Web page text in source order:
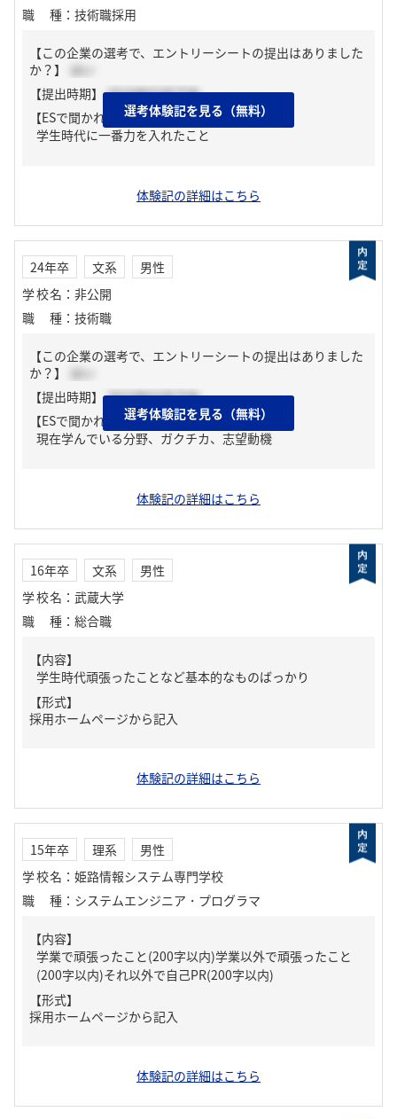
職種 ： 技術職採用
【この企業の選考で、エントリーシートの提出はありました
か？】
はい
【提出時期】 2024年03月下旬
【ESで聞かれた質問】
学生時代に一番力を入れたこと
体験記の詳細はこちら
選考体験記を見る（無料）
24年卒 文系
男性
学校名 ： 非公開
職種 ： 技術職
【この企業の選考で、エントリーシートの提出はありました
か？】
はい
【提出時期】 2023年03月下旬
【ESで聞かれた質問】
現在学んでいる分野、ガクチカ、志望動機
体験記の詳細はこちら
選考体験記を見る（無料）
16年卒 文系
男性
学校名 ： 武蔵大学
職種 ： 総合職
【内容】
学生時代頑張ったことなど基本的なものばっかり
【形式】
採用ホームページから記入
体験記の詳細はこちら
15年卒 理系
男性
学校名 ： 姫路情報システム専門学校
職種 ： システムエンジニア・プログラマ
【内容】
学業で頑張ったこと(200字以内)学業以外で頑張ったこと
(200字以内)それ以外で自己PR(200字以内)
【形式】
採用ホームページから記入
体験記の詳細はこちら